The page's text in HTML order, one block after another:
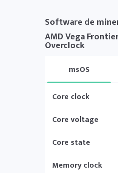
Software de
AMD Vega
Overclock
msOS
Core clock
Core voltage
Core state
Memory clock